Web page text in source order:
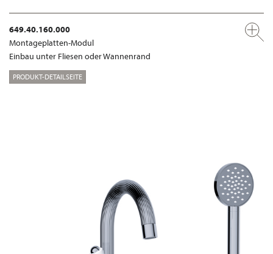
649.40.160.000
Montageplatten-Modul
Einbau unter Fliesen oder Wannenrand
PRODUKT-DETAILSEITE